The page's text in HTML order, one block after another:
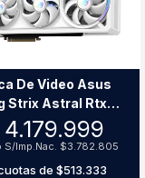
De Video Asus
Strix Astral Rtx
16Gb Gddr7 Oc
White
S/Imp.Nac. $3.782.805
de $513.333